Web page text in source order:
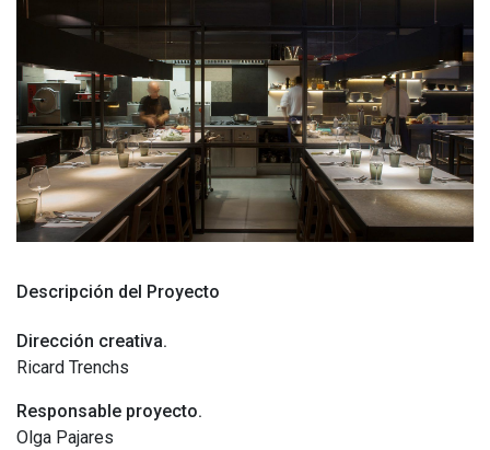
Descripción del Proyecto
Dirección creativa.
Ricard Trenchs
Responsable proyecto.
Olga Pajares